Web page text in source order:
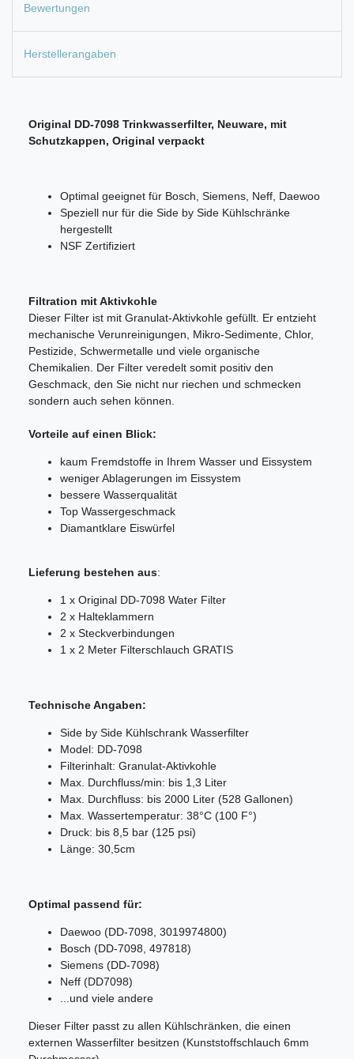
Bewertungen
Herstellerangaben
Original DD-7098 Trinkwasserfilter, Neuware, mit
Schutzkappen, Original verpackt
Optimal geeignet für Bosch, Siemens, Neff, Daewoo
Speziell nur für die Side by Side Kühlschränke
hergestellt
NSF Zertifiziert
Filtration mit Aktivkohle
Dieser Filter ist mit Granulat-Aktivkohle gefüllt. Er entzieht
mechanische Verunreinigungen, Mikro-Sedimente, Chlor,
Pestizide, Schwermetalle und viele organische
Chemikalien. Der Filter veredelt somit positiv den
Geschmack, den Sie nicht nur riechen und schmecken
sondern auch sehen können.
Vorteile auf einen Blick:
kaum Fremdstoffe in Ihrem Wasser und Eissystem
weniger Ablagerungen im Eissystem
bessere Wasserqualität
Top Wassergeschmack
Diamantklare Eiswürfel
Lieferung bestehen aus:
1 x Original DD-7098 Water Filter
2 x Halteklammern
2 x Steckverbindungen
1 x 2 Meter Filterschlauch GRATIS
Technische Angaben:
Side by Side Kühlschrank Wasserfilter
Model: DD-7098
Filterinhalt: Granulat-Aktivkohle
Max. Durchfluss/min: bis 1,3 Liter
Max. Durchfluss: bis 2000 Liter (528 Gallonen)
Max. Wassertemperatur: 38°C (100 F°)
Druck: bis 8,5 bar (125 psi)
Länge: 30,5cm
Optimal passend für:
Daewoo (DD-7098, 3019974800)
Bosch (DD-7098, 497818)
Siemens (DD-7098)
Neff (DD7098)
...und viele andere
Dieser Filter passt zu allen Kühlschränken, die einen
externen Wasserfilter besitzen (Kunststoffschlauch 6mm